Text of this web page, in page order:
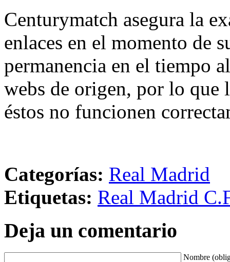
Centurymatch asegura la
enlaces en el momento de
permanencia en el tiempo
webs de origen, por lo que
éstos no funcionen
Categorías: Real Madrid
Etiquetas: Real Madrid
Deja un comentario
Nombre